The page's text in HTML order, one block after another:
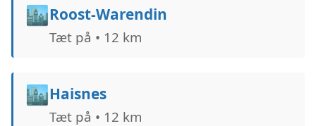
🏙️Roost-Warendin
Tæt på • 12 km
🏙️Haisnes
Tæt på • 12 km